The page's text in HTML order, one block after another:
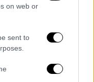
on web or
sent to
φέρνει για
σκηνέςπου